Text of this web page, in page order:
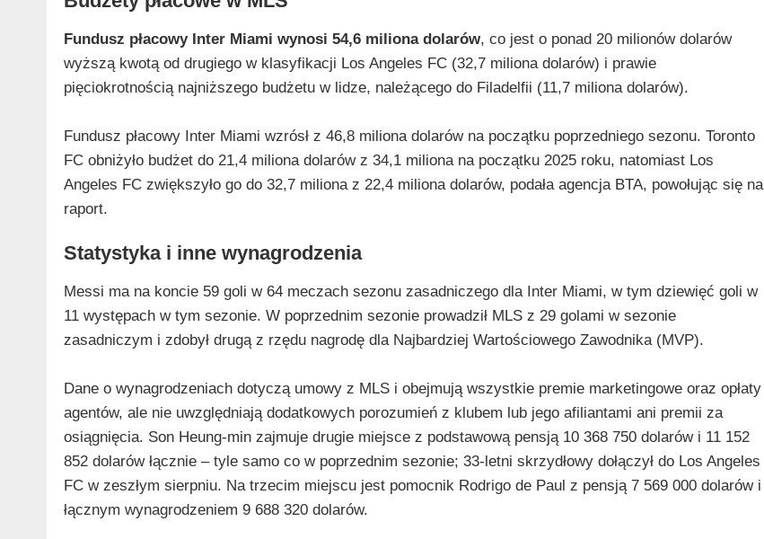
Fundusz płacowy Inter Miami wynosi 54,6 miliona dolarów, co jest o ponad 20 milionów dolarów
wyższą kwotą od drugiego w klasyfikacji Los Angeles FC (32,7 miliona dolarów) i prawie
pięciokrotnością najniższego budżetu w lidze, należącego do Filadelfii (11,7 miliona dolarów).
Fundusz płacowy Inter Miami wzrósł z 46,8 miliona dolarów na początku poprzedniego sezonu. Toronto
FC obniżyło budżet do 21,4 miliona dolarów z 34,1 miliona na początku 2025 roku, natomiast Los
Angeles FC zwiększyło go do 32,7 miliona z 22,4 miliona dolarów, podała agencja BTA, powołując się na
raport.
Statystyka i inne wynagrodzenia
Messi ma na koncie 59 goli w 64 meczach sezonu zasadniczego dla Inter Miami, w tym dziewięć goli w
11 występach w tym sezonie. W poprzednim sezonie prowadził MLS z 29 golami w sezonie
zasadniczym i zdobył drugą z rzędu nagrodę dla Najbardziej Wartościowego Zawodnika (MVP).
Dane o wynagrodzeniach dotyczą umowy z MLS i obejmują wszystkie premie marketingowe oraz opłaty
agentów, ale nie uwzględniają dodatkowych porozumień z klubem lub jego afiliantami ani premii za
osiągnięcia. Son Heung-min zajmuje drugie miejsce z podstawową pensją 10 368 750 dolarów i 11 152
852 dolarów łącznie – tyle samo co w poprzednim sezonie; 33-letni skrzydłowy dołączył do Los Angeles
FC w zeszłym sierpniu. Na trzecim miejscu jest pomocnik Rodrigo de Paul z pensją 7 569 000 dolarów i
łącznym wynagrodzeniem 9 688 320 dolarów.